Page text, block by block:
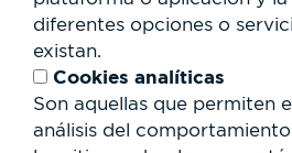
diferentes opciones o
existan.
Cookies analíticas
Son aquellas que permiten
análisis del
Formulario
de
búsqueda
Buscar